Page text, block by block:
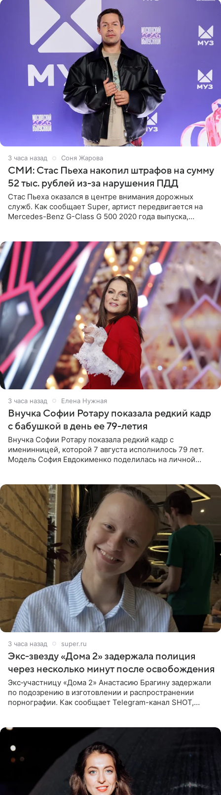
3 часа назад Соня Жарова
СМИ: Стас Пьеха накопил штрафов на сумму
52 тыс. рублей из-за нарушения ПДД
Стас Пьеха оказался в центре внимания дорожных
служб. Как сообщает Super, артист передвигается на
Mercedes-Benz G-Class G 500 2020 года выпуска,
3 часа назад Елена Нужная
Внучка Софии Ротару показала редкий кадр
с бабушкой в день ее 79-летия
Внучка Софии Ротару показала редкий кадр с
именинницей, которой 7 августа исполнилось 79 лет.
Модель София Евдокименко поделилась на личной
3 часа назад super.ru
Экс‑звезду «Дома 2» задержала полиция
через несколько минут после освобождения
Экс‑участницу «Дома 2» Анастасию Брагину задержали
по подозрению в изготовлении и распространении
порнографии. Как сообщает Telegram-канал SHOT,